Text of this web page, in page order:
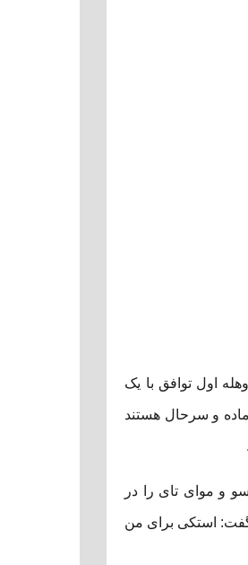
اول توافق با یک
و سرحال هستند
و موای تای را در
گفت: استکی برای من